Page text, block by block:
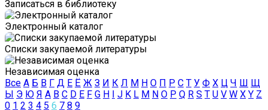
Записаться в библиотеку
Электронный каталог
Списки закупаемой литературы
Независимая оценка
Все А Б В Г Д Е Ё Ж З И К Л М Н О П Р С Т У Ф Х Ц Ч Ш Щ
Ы Э Ю Я A B C D E F G H I J K L M N O P Q R S T U V W X Y Z
0 1 2 3 4 5 6 7 8 9